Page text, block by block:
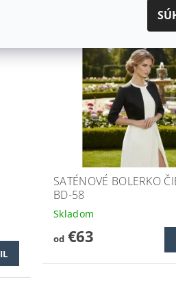
SATÉNOVÉ BOLERKO
BD-58
Skladom
od€63